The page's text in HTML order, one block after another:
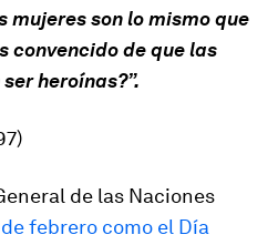
mujeres son lo mismo que
convencido de que las
heroínas?”.
de las Naciones
febrero como el Día